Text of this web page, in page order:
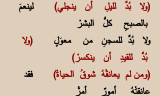
(ولا بُدَّ لليلِ أن ينجلي) لينعمَ
بالصبحِ كلُّ البشرْ
ولا بُدَّ للسجنِ من معوَلٍ (ولا
بُدَّ للقيدِ أن ينكسرْ)
(ومن لم يعانقْهُ شوقُ الحياةْ)
فقد
عانقتْهُ أمورٌ أمرّْ